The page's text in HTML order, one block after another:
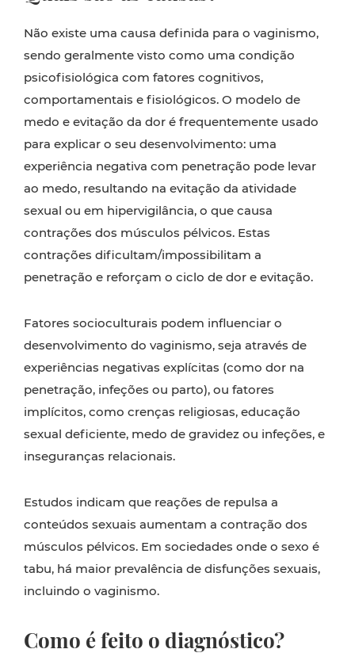
Não existe uma causa definida para o vaginismo,
sendo geralmente visto como uma condição
psicofisiológica com fatores cognitivos,
comportamentais e fisiológicos. O modelo de
medo e evitação da dor é frequentemente usado
para explicar o seu desenvolvimento: uma
experiência negativa com penetração pode levar
ao medo, resultando na evitação da atividade
sexual ou em hipervigilância, o que causa
contrações dos músculos pélvicos. Estas
contrações dificultam/impossibilitam a
penetração e reforçam o ciclo de dor e evitação.
Fatores socioculturais podem influenciar o
desenvolvimento do vaginismo, seja através de
experiências negativas explícitas (como dor na
penetração, infeções ou parto), ou fatores
implícitos, como crenças religiosas, educação
sexual deficiente, medo de gravidez ou infeções, e
inseguranças relacionais.
Estudos indicam que reações de repulsa a
conteúdos sexuais aumentam a contração dos
músculos pélvicos. Em sociedades onde o sexo é
tabu, há maior prevalência de disfunções sexuais,
incluindo o vaginismo.
Como é feito o diagnóstico?